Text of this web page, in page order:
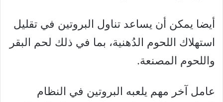
أيضا يمكن أن يساعد تناول البروتين في تقليل
استهلاك اللحوم الدُهنية، بما في ذلك لحم البقر
واللحوم المصنعة.
عامل آخر مهم يلعبه البروتين في النظام